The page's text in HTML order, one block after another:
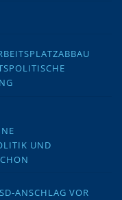
UND
ANSCHLAG VOR